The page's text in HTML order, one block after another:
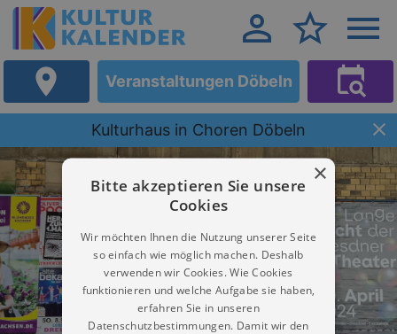
Veranstaltungen Döbeln
Kulturhaus in Choren Döbeln
×
Bitte akzeptieren Sie unsere
Cookies
Wir möchten Ihnen die Nutzung unserer Seite
so einfach wie möglich machen. Deshalb
verwenden wir Cookies. Wie Cookies
funktionieren und welche Aufgabe sie haben,
erfahren Sie in unseren
Datenschutzbestimmungen. Damit wir den